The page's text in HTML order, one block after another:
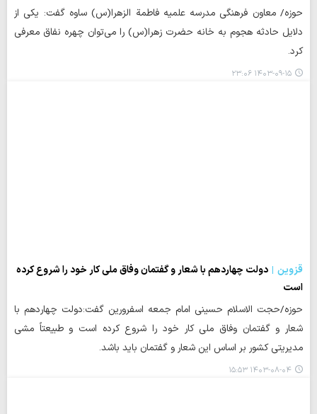
حوزه/ معاون فرهنگی مدرسه علمیه فاطمة الزهرا(س) ساوه گفت: یکی از
دلایل حادثه هجوم به خانه حضرت زهرا(س) را می‌توان چهره نفاق معرفی
کرد.
۱۴۰۳-۰۹-۱۵ ۲۳:۰۶
قزوین
دولت چهاردهم با شعار و گفتمان وفاق ملی کار خود را شروع کرده
است
حوزه/حجت الاسلام حسینی امام جمعه اسفرورین گفت:دولت چهاردهم با
شعار و گفتمان وفاق ملی کار خود را شروع کرده است و طبیعتاً مشی
مدیریتی کشور بر اساس این شعار و گفتمان باید باشد.
۱۴۰۳-۰۸-۰۴ ۱۵:۵۳